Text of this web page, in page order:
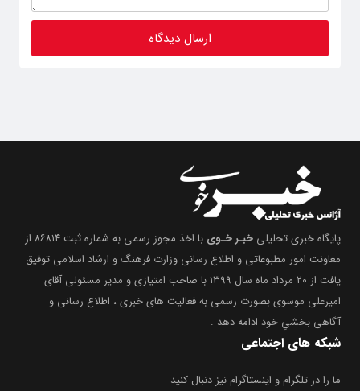
پایگاه خبری تحلیلی خبـر خـوی
با اخذ مجوز رسمی به شماره ثبت ۸۶۸۱۴ از
معاونت امور مطبوعاتی و اطلاع رسانی وزارت فرهنگ و ارشاد اسلامی توفیق
یافت از ۲۰ مرداد ماه سال ۱۳۹۹ با صاحب امتیازی و مدیر مسئولی آقای
امیرعلی موسوی بصورت رسمی به فعالیت های خبری ، اطلاع رسانی و
آگاهی بخشیِ خود ادامه دهد .
شبکه های اجتماعی
ما را در تلگرام و اینستاگرام نیز دنبال کنید